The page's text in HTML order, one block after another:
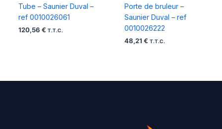
Tube – Saunier Duval –
ref 0010026061
120,56 € T.T.C.
Porte de bruleur –
Saunier Duval – ref
0010026222
48,21 € T.T.C.